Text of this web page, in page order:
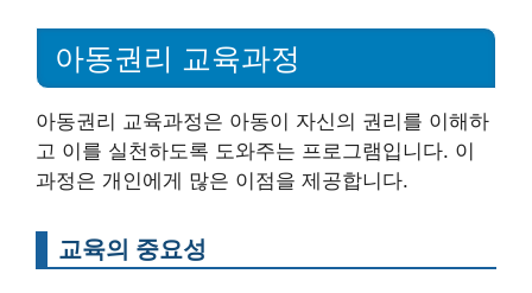
아동권리 교육과정
아동권리 교육과정은 아동이 자신의 권리를 이해하
고 이를 실천하도록 도와주는 프로그램입니다. 이
과정은 개인에게 많은 이점을 제공합니다.
교육의 중요성